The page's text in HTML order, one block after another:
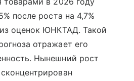
после роста на 4,7%
оценок ЮНКТАД. Такой
отражает его
Нынешний рост